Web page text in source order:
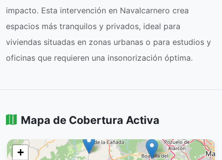
impacto. Esta intervención en Navalcarnero crea
espacios más tranquilos y privados, ideal para
viviendas situadas en zonas urbanas o para estudios y
oficinas que requieren una insonorización óptima.
Mapa de Cobertura Activa
+